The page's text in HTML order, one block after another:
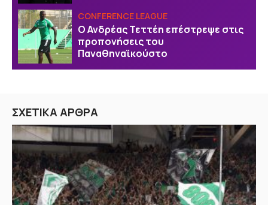
CONFERENCE LEAGUE
Ο Ανδρέας Τεττέη επέστρεψε στις
προπονήσεις του
Παναθηναϊκούστο
ΣΧΕΤΙΚΑ ΑΡΘΡΑ